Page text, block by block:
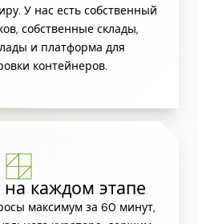
У нас есть собственный
собственные склады,
и платформа для
контейнеров.
на каждом этапе
максимум за 60 минут,